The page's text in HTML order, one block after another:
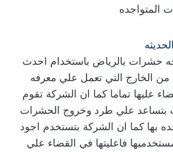
المتواجده
حشرات بالرياض باستخدام احدث
من الخارج التي تعمل علي معرفه
عليها تماما كما ان الشركة تقوم
بتساعد علي طرد وخروج الحشرات
بها كما ان الشركة بتستخدم اجود
فاعليتها في القضاء علي